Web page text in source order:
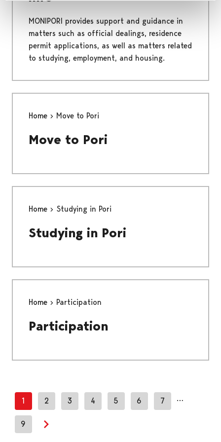
MONIPORI provides support and guidance in
matters such as official dealings, residence
permit applications, as well as matters related
to studying, employment, and housing.
Home Move to Pori
Move to Pori
Home Studying in Pori
Studying in Pori
Home Participation
Participation
1 2 3 4 5 6 7 …
9